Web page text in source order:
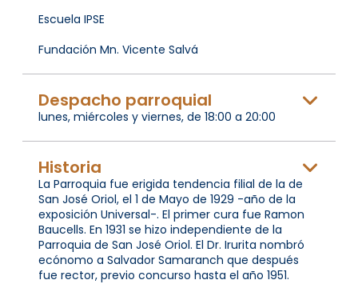
Escuela IPSE
Fundación Mn. Vicente Salvá
Despacho parroquial
lunes, miércoles y viernes, de 18:00 a 20:00
Historia
La Parroquia fue erigida tendencia filial de la de
San José Oriol, el 1 de Mayo de 1929 -año de la
exposición Universal-. El primer cura fue Ramon
Baucells. En 1931 se hizo independiente de la
Parroquia de San José Oriol. El Dr. Irurita nombró
ecónomo a Salvador Samaranch que después
fue rector, previo concurso hasta el año 1951.